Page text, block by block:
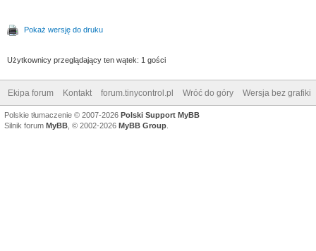
Pokaż wersję do druku
Użytkownicy przeglądający ten wątek: 1 gości
Ekipa forum Kontakt forum.tinycontrol.pl Wróć do góry Wersja bez grafiki
Polskie tłumaczenie © 2007-2026 Polski Support MyBB
Silnik forum MyBB , © 2002-2026 MyBB Group